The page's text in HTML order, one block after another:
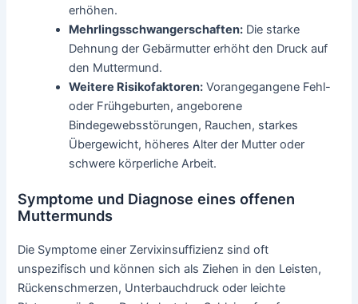
erhöhen.
Mehrlingsschwangerschaften: Die starke
Dehnung der Gebärmutter erhöht den Druck auf
den Muttermund.
Weitere Risikofaktoren: Vorangegangene Fehl-
oder Frühgeburten, angeborene
Bindegewebsstörungen, Rauchen, starkes
Übergewicht, höheres Alter der Mutter oder
schwere körperliche Arbeit.
Symptome und Diagnose eines offenen
Muttermunds
Die Symptome einer Zervixinsuffizienz sind oft
unspezifisch und können sich als Ziehen in den Leisten,
Rückenschmerzen, Unterbauchdruck oder leichte